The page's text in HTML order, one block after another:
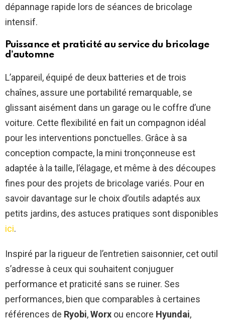
dépannage rapide lors de séances de bricolage
intensif.
Puissance et praticité au service du bricolage
d’automne
L’appareil, équipé de deux batteries et de trois
chaînes, assure une portabilité remarquable, se
glissant aisément dans un garage ou le coffre d’une
voiture. Cette flexibilité en fait un compagnon idéal
pour les interventions ponctuelles. Grâce à sa
conception compacte, la mini tronçonneuse est
adaptée à la taille, l’élagage, et même à des découpes
fines pour des projets de bricolage variés. Pour en
savoir davantage sur le choix d’outils adaptés aux
petits jardins, des astuces pratiques sont disponibles
ici.
Inspiré par la rigueur de l’entretien saisonnier, cet outil
s’adresse à ceux qui souhaitent conjuguer
performance et praticité sans se ruiner. Ses
performances, bien que comparables à certaines
références de Ryobi,Worx ou encore Hyundai,